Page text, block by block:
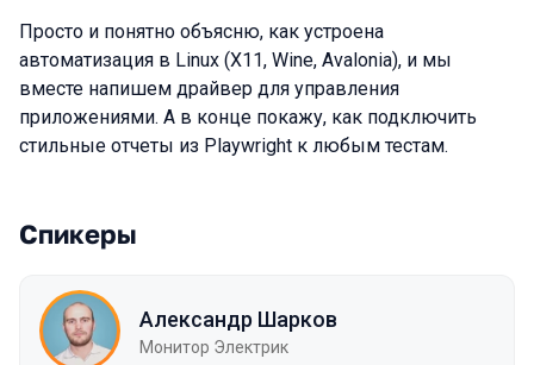
Просто и понятно объясню, как устроена
автоматизация в Linux (X11, Wine, Avalonia), и мы
вместе напишем драйвер для управления
приложениями. А в конце покажу, как подключить
стильные отчеты из Playwright к любым тестам.
Спикеры
Александр Шарков
Монитор Электрик